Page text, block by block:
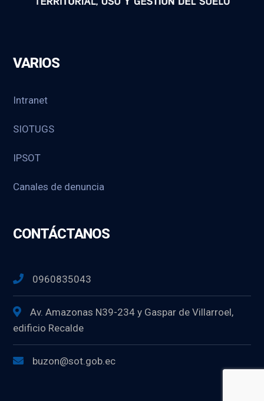
VARIOS
Intranet
SIOTUGS
IPSOT
Canales de denuncia
CONTÁCTANOS
0960835043
Av. Amazonas N39-234 y Gaspar de Villarroel,
edificio Recalde
buzon@sot.gob.ec